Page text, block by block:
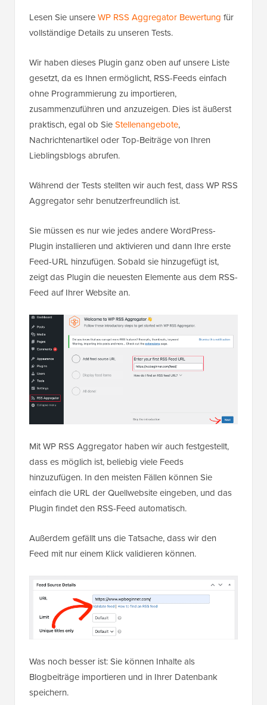
Lesen Sie unsereWP RSS Aggregator Bewertung für
vollständige Details zu unseren Tests.
Wir haben dieses Plugin ganz oben auf unsere Liste
gesetzt, da es Ihnen ermöglicht, RSS-Feeds einfach
ohne Programmierung zu importieren,
zusammenzuführen und anzuzeigen. Dies ist äußerst
praktisch, egal ob SieStellenangebote,
Nachrichtenartikel oder Top-Beiträge von Ihren
Lieblingsblogs abrufen.
Während der Tests stellten wir auch fest, dass WP RSS
Aggregator sehr benutzerfreundlich ist.
Sie müssen es nur wie jedes andere WordPress-
Plugin installieren und aktivieren und dann Ihre erste
Feed-URL hinzufügen. Sobald sie hinzugefügt ist,
zeigt das Plugin die neuesten Elemente aus dem RSS-
Feed auf Ihrer Website an.
Mit WP RSS Aggregator haben wir auch festgestellt,
dass es möglich ist, beliebig viele Feeds
hinzuzufügen. In den meisten Fällen können Sie
einfach die URL der Quellwebsite eingeben, und das
Plugin findet den RSS-Feed automatisch.
Außerdem gefällt uns die Tatsache, dass wir den
Feed mit nur einem Klick validieren können.
Was noch besser ist: Sie können Inhalte als
Blogbeiträge importieren und in Ihrer Datenbank
speichern.